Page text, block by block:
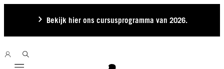
Bekijk hier ons cursusprogramma van 2026.